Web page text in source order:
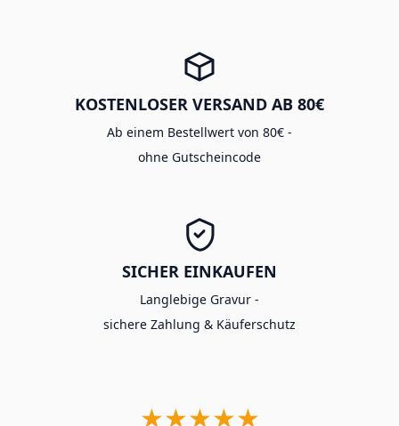
KOSTENLOSER VERSAND AB 80€
Ab einem Bestellwert von 80€ -
ohne Gutscheincode
SICHER EINKAUFEN
Langlebige Gravur -
sichere Zahlung & Käuferschutz
★★★★★